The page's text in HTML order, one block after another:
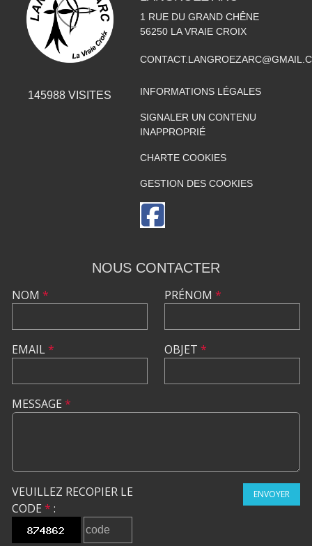
145988 VISITES
1 RUE DU GRAND CHÊNE
56250 LA VRAIE CROIX
INFORMATIONS LÉGALES
SIGNALER UN CONTENU
INAPPROPRIÉ
CHARTE COOKIES
GESTION DES COOKIES
NOUS CONTACTER
NOM *
EMAIL*
PRÉNOM *
OBJET *
MESSAGE *
VEUILLEZ RECOPIER LE
CODE * :
ENVOYER